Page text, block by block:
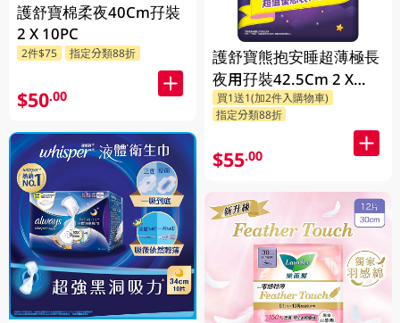
護舒寶棉柔夜40Cm孖裝
2 X 10PC
2件$75 指定分類88折
$50.00
護舒寶熊抱安睡超薄極長
夜用孖裝42.5Cm 2 X
7PC
買1送1(加2件入購物車)
指定分類88折
$55.00